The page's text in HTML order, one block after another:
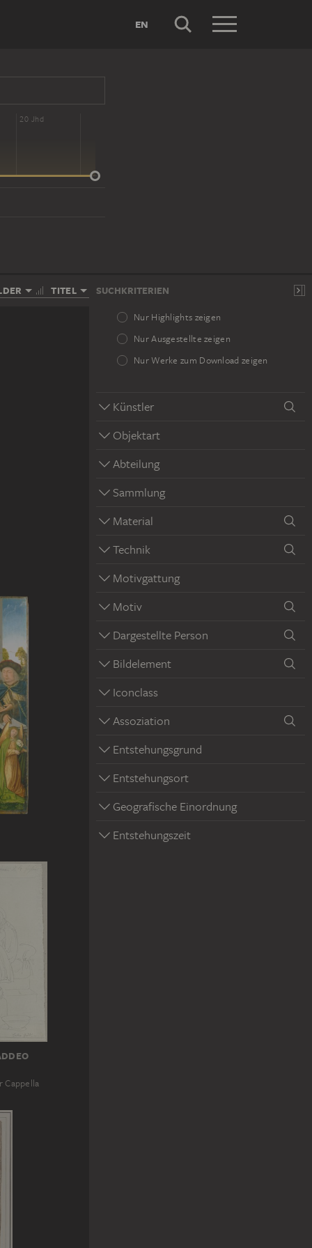
EN
20 Jhd
TITEL SUCHKRITERIEN
Nur Highlights zeigen
Nur Ausgestellte zeigen
Nur Werke zum Download zeigen
Künstler
Objektart
Abteilung
Sammlung
Material
Technik
Motivgattung
Motiv
Dargestellte Person
Bildelement
Iconclass
Assoziation
Entstehungsgrund
Entstehungsort
Geografische Einordnung
Entstehungszeit
Cappella